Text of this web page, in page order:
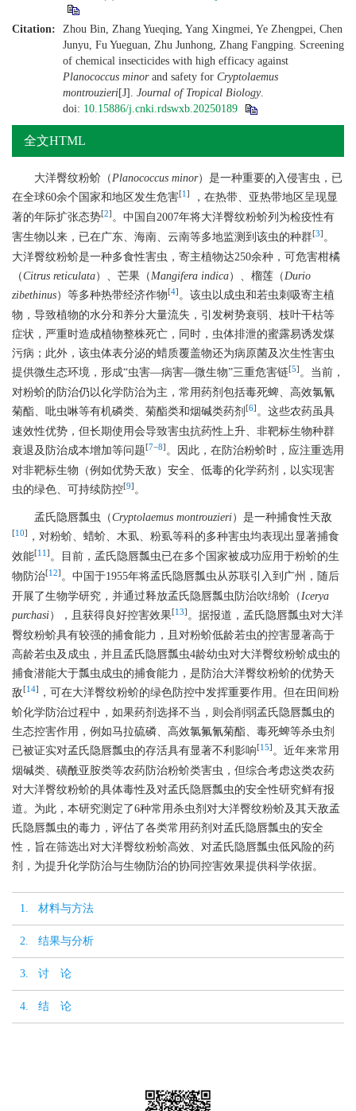
Citation:
Zhou Bin, Zhang Yueqing, Yang Xingmei, Ye Zhengpei, Chen
Junyu, Fu Yueguan, Zhu Junhong, Zhang Fangping. Screening
of chemical insecticides with high efficacy against
Planococcus minorand safety for Cryptolaemus
montrouzieri[J]. Journal of Tropical Biology.
doi: 10.15886/j.cnki.rdswxb.20250189
全文HTML
大洋臀纹粉蚧（Planococcus minor）是一种重要的入侵害虫，已
在全球60余个国家和地区发生危害[1 ]
，在热带、亚热带地区呈现显
著的年际扩张态势[2] 。中国自2007年将大洋臀纹粉蚧列为检疫性有
害生物以来，已在广东、海南、云南等多地监测到该虫的种群[3] 。
大洋臀纹粉蚧是一种多食性害虫，寄主植物达250余种，可危害柑橘
（Citrus reticulata）、芒果（Mangifera indica）、榴莲（Durio
zibethinus）等多种热带经济作物[4] 。该虫以成虫和若虫刺吸寄主植
物，导致植物的水分和养分大量流失，引发树势衰弱、枝叶干枯等
症状，严重时造成植物整株死亡，同时，虫体排泄的蜜露易诱发煤
污病；此外，该虫体表分泌的蜡质覆盖物还为病原菌及次生性害虫
提供微生态环境，形成“虫害—病害—微生物”三重危害链[5] 。当前，
对粉蚧的防治仍以化学防治为主，常用药剂包括毒死蜱、高效氯氰
菊酯、吡虫啉等有机磷类、菊酯类和烟碱类药剂 [6] 。这些农药虽具
速效性优势，但长期使用会导致害虫抗药性上升、非靶标生物种群
衰退及防治成本增加等问题[7−8] 。因此，在防治粉蚧时，应注重选用
对非靶标生物（例如优势天敌）安全、低毒的化学药剂，以实现害
虫的绿色、可持续防控[9] 。
孟氏隐唇瓢虫（Cryptolaemus montrouzieri）是一种捕食性天敌
[10]
，对粉蚧、蜡蚧、木虱、粉虱等科的多种害虫均表现出显著捕食
效能[11 ] 。目前，孟氏隐唇瓢虫已在多个国家被成功应用于粉蚧的生
物防治[12] 。中国于1955年将孟氏隐唇瓢虫从苏联引入到广州，随后
开展了生物学研究，并通过释放孟氏隐唇瓢虫防治吹绵蚧（Icerya
purchasi），且获得良好控害效果[13] 。据报道，孟氏隐唇瓢虫对大洋
臀纹粉蚧具有较强的捕食能力，且对粉蚧低龄若虫的控害显著高于
高龄若虫及成虫，并且孟氏隐唇瓢虫4龄幼虫对大洋臀纹粉蚧成虫的
捕食潜能大于瓢虫成虫的捕食能力，是防治大洋臀纹粉蚧的优势天
敌[14]
，可在大洋臀纹粉蚧的绿色防控中发挥重要作用。但在田间粉
蚧化学防治过程中，如果药剂选择不当，则会削弱孟氏隐唇瓢虫的
生态控害作用，例如马拉硫磷、高效氯氟氰菊酯、毒死蜱等杀虫剂
已被证实对孟氏隐唇瓢虫的存活具有显著不利影响[15] 。近年来常用
烟碱类、磺酰亚胺类等农药防治粉蚧类害虫，但综合考虑这类农药
对大洋臀纹粉蚧的具体毒性及对孟氏隐唇瓢虫的安全性研究鲜有报
道。为此，本研究测定了6种常用杀虫剂对大洋臀纹粉蚧及其天敌孟
氏隐唇瓢虫的毒力，评估了各类常用药剂对孟氏隐唇瓢虫的安全
性，旨在筛选出对大洋臀纹粉蚧高效、对孟氏隐唇瓢虫低风险的药
剂，为提升化学防治与生物防治的协同控害效果提供科学依据。
1. 材料与方法
2. 结果与分析
3. 讨 论
4. 结 论